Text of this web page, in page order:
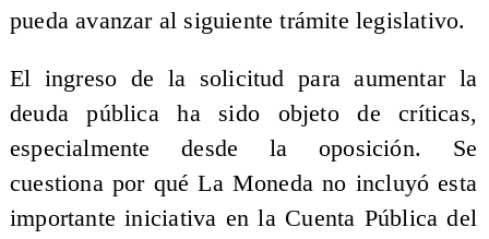
pueda avanzar al siguiente trámite legislativo.
El ingreso de la solicitud para aumentar la
deuda pública ha sido objeto de críticas,
especialmente desde la oposición. Se
cuestiona por qué La Moneda no incluyó esta
importante iniciativa en la Cuenta Pública del